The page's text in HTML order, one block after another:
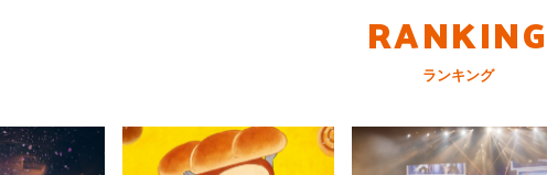
RANKING
ランキング